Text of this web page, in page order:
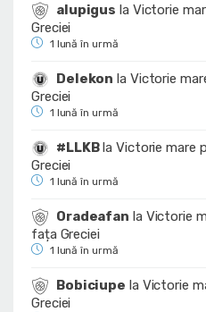
alupigus la Victorie
Greciei
1 lună în urmă
Delekon la Victorie
Greciei
1 lună în urmă
#LLKBlaVictorie mare
Greciei
1 lună în urmă
Oradeafan la Victorie
fața Greciei
1 lună în urmă
Bobiciupe la Victorie
Greciei